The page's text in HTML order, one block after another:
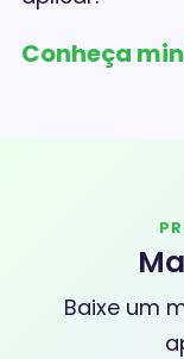
Conheça
Baixe um